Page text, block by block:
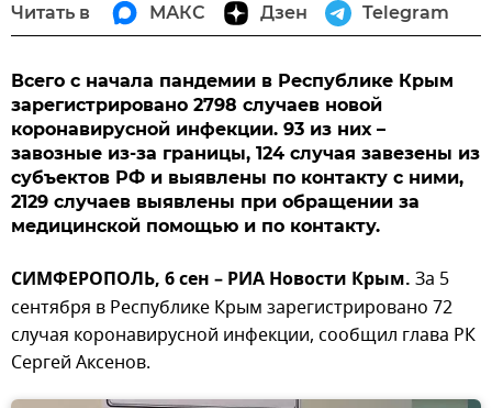
Читать в МАКС Дзен Telegram
Всего с начала пандемии в Республике Крым
зарегистрировано 2798 случаев новой
коронавирусной инфекции. 93 из них –
завозные из-за границы, 124 случая завезены из
субъектов РФ и выявлены по контакту с ними,
2129 случаев выявлены при обращении за
медицинской помощью и по контакту.
СИМФЕРОПОЛЬ, 6 сен – РИА Новости Крым. За 5
сентября в Республике Крым зарегистрировано 72
случая коронавирусной инфекции, сообщил глава РК
Сергей Аксенов.